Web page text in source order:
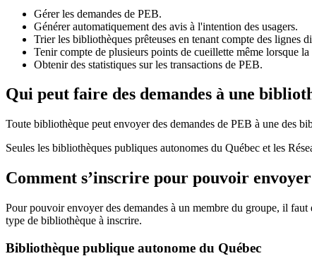
Gérer les demandes de PEB.
Générer automatiquement des avis à l'intention des usagers.
Trier les bibliothèques prêteuses en tenant compte des lignes
Tenir compte de plusieurs points de cueillette même lorsque
Obtenir des statistiques sur les transactions de PEB.
Qui peut faire des demandes à une
Toute bibliothèque peut envoyer des demandes de PEB à une des
Seules les bibliothèques publiques autonomes du Québec et les
Comment s’inscrire pour pouvoir
Pour pouvoir envoyer des demandes à un membre du groupe, il
type de bibliothèque à inscrire.
Bibliothèque publique autonome du Québec